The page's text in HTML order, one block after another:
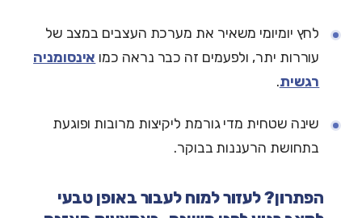
לחץ יומיומי משאיר את מערכת העצבים במצב של
עוררות יתר, ולפעמים זה כבר נראה כמו אינסומניה
רגשית.
שינה שטחית מדי גורמת ליקיצות מרובות ופוגעת
בתחושת הרעננות בבוקר.
הפתרון? לעזור למוח לעבור באופן טבעי